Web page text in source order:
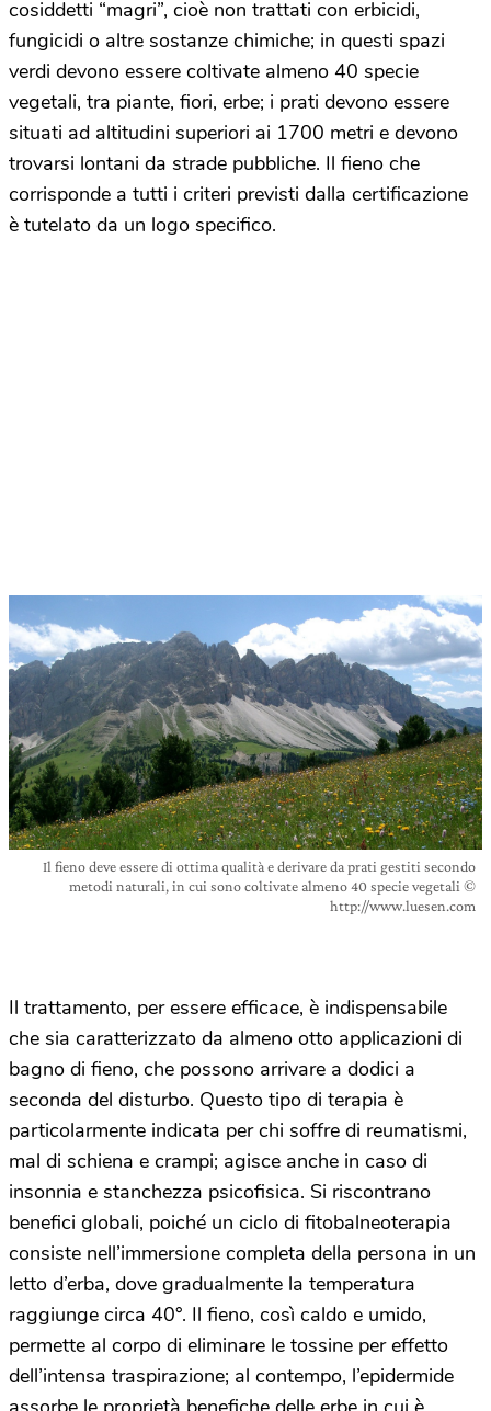
cosiddetti “magri”, cioè non trattati con erbicidi,
fungicidi o altre sostanze chimiche; in questi spazi
verdi devono essere coltivate almeno 40 specie
vegetali, tra piante, fiori, erbe; i prati devono essere
situati ad altitudini superiori ai 1700 metri e devono
trovarsi lontani da strade pubbliche. Il fieno che
corrisponde a tutti i criteri previsti dalla certificazione
è tutelato da un logo specifico.
Il fieno deve essere di ottima qualità e derivare da prati gestiti secondo
metodi naturali, in cui sono coltivate almeno 40 specie vegetali ©
http://www.luesen.com
Il trattamento, per essere efficace, è indispensabile
che sia caratterizzato da almeno otto applicazioni di
bagno di fieno, che possono arrivare a dodici a
seconda del disturbo. Questo tipo di terapia è
particolarmente indicata per chi soffre di reumatismi,
mal di schiena e crampi; agisce anche in caso di
insonnia e stanchezza psicofisica. Si riscontrano
benefici globali, poiché un ciclo di fitobalneoterapia
consiste nell’immersione completa della persona in un
letto d’erba, dove gradualmente la temperatura
raggiunge circa 40°. Il fieno, così caldo e umido,
permette al corpo di eliminare le tossine per effetto
dell’intensa traspirazione; al contempo, l’epidermide